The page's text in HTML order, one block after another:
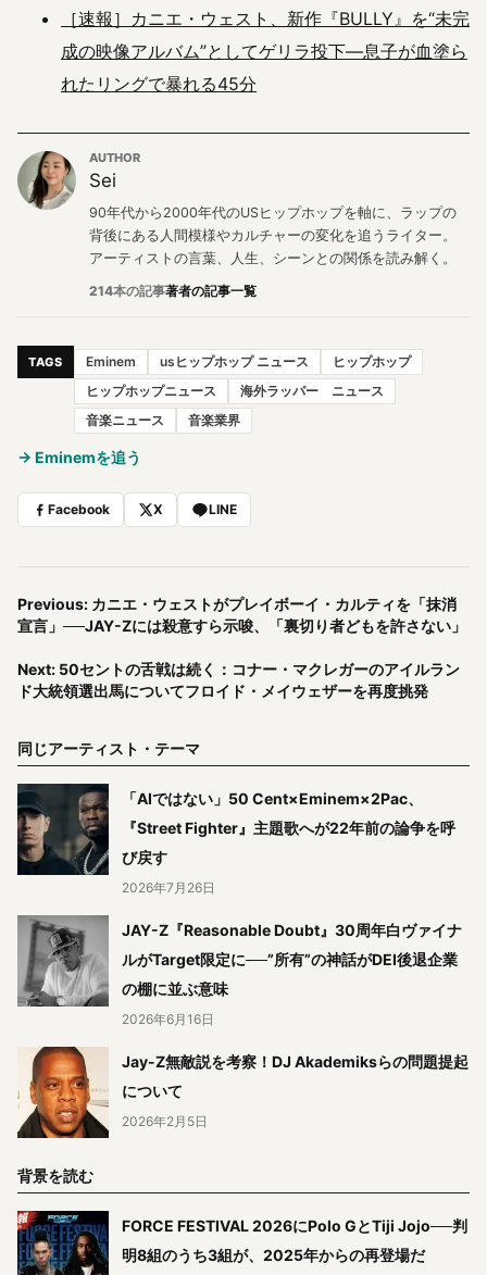
［速報］カニエ・ウェスト、新作『BULLY』を“未完
成の映像アルバム”としてゲリラ投下—息子が血塗ら
れたリングで暴れる45分
AUTHOR
Sei
90年代から2000年代のUSヒップホップを軸に、ラップの
背後にある人間模様やカルチャーの変化を追うライター。
アーティストの言葉、人生、シーンとの関係を読み解く。
214本の記事著者の記事一覧
TAGS Eminem usヒップホップ ニュース
ヒップホップ
ヒップホップニュース
海外ラッパー ニュース
音楽ニュース
音楽業界
→ Eminemを追う
Facebook X LINE
Previous: カニエ・ウェストがプレイボーイ・カルティを「抹消
宣言」──JAY-Zには殺意すら示唆、「裏切り者どもを許さない」
Next: 50セントの舌戦は続く：コナー・マクレガーのアイルラン
ド大統領選出馬についてフロイド・メイウェザーを再度挑発
同じアーティスト・テーマ
「AIではない」50 Cent×Eminem×2Pac、
『Street Fighter』主題歌へが22年前の論争を呼
び戻す
2026年7月26日
JAY-Z『Reasonable Doubt』30周年白ヴァイナ
ルがTarget限定に──”所有”の神話がDEI後退企業
の棚に並ぶ意味
2026年6月16日
Jay-Z無敵説を考察！DJ Akademiksらの問題提起
について
2026年2月5日
背景を読む
FORCE FESTIVAL 2026にPolo GとTiji Jojo──判
明8組のうち3組が、2025年からの再登場だ